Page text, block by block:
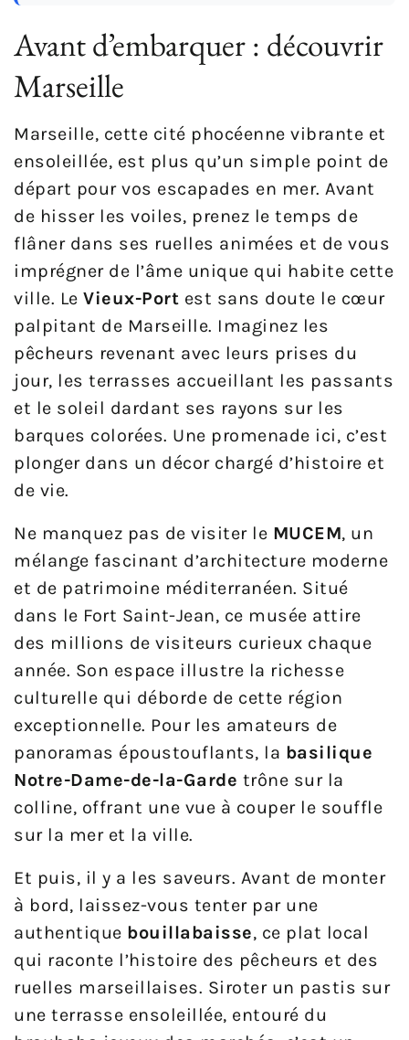
Avant d’embarquer : découvrir
Marseille
Marseille, cette cité phocéenne vibrante et
ensoleillée, est plus qu’un simple point de
départ pour vos escapades en mer. Avant
de hisser les voiles, prenez le temps de
flâner dans ses ruelles animées et de vous
imprégner de l’âme unique qui habite cette
ville. Le Vieux-Port est sans doute le cœur
palpitant de Marseille. Imaginez les
pêcheurs revenant avec leurs prises du
jour, les terrasses accueillant les passants
et le soleil dardant ses rayons sur les
barques colorées. Une promenade ici, c’est
plonger dans un décor chargé d’histoire et
de vie.
Ne manquez pas de visiter le MUCEM, un
mélange fascinant d’architecture moderne
et de patrimoine méditerranéen. Situé
dans le Fort Saint-Jean, ce musée attire
des millions de visiteurs curieux chaque
année. Son espace illustre la richesse
culturelle qui déborde de cette région
exceptionnelle. Pour les amateurs de
panoramas époustouflants, la basilique
Notre-Dame-de-la-Garde trône sur la
colline, offrant une vue à couper le souffle
sur la mer et la ville.
Et puis, il y a les saveurs. Avant de monter
à bord, laissez-vous tenter par une
authentique bouillabaisse, ce plat local
qui raconte l’histoire des pêcheurs et des
ruelles marseillaises. Siroter un pastis sur
une terrasse ensoleillée, entouré du